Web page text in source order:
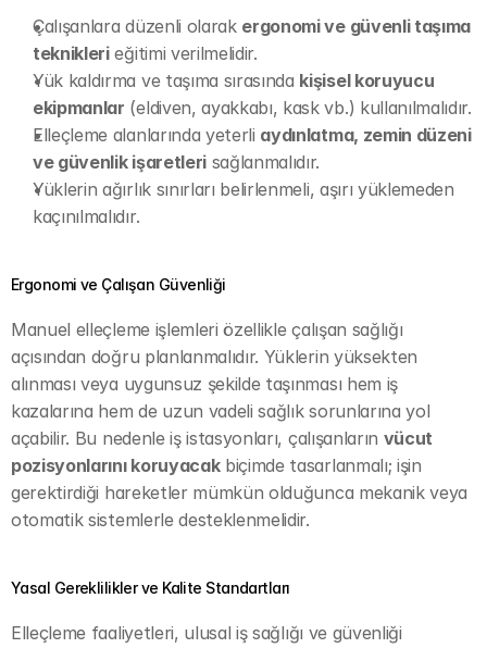
Çalışanlara düzenli olarak ergonomi ve güvenli taşıma
teknikleri eğitimi verilmelidir.
Yük kaldırma ve taşıma sırasında kişisel koruyucu
ekipmanlar (eldiven, ayakkabı, kask vb.) kullanılmalıdır.
Elleçleme alanlarında yeterli aydınlatma, zemin düzeni
ve güvenlik işaretleri sağlanmalıdır.
Yüklerin ağırlık sınırları belirlenmeli, aşırı yüklemeden
kaçınılmalıdır.
Ergonomi ve Çalışan Güvenliği
Manuel elleçleme işlemleri özellikle çalışan sağlığı
açısından doğru planlanmalıdır. Yüklerin yüksekten
alınması veya uygunsuz şekilde taşınması hem iş
kazalarına hem de uzun vadeli sağlık sorunlarına yol
açabilir. Bu nedenle iş istasyonları, çalışanların vücut
pozisyonlarını koruyacak biçimde tasarlanmalı; işin
gerektirdiği hareketler mümkün olduğunca mekanik veya
otomatik sistemlerle desteklenmelidir.
Yasal Gereklilikler ve Kalite Standartları
Elleçleme faaliyetleri, ulusal iş sağlığı ve güvenliği